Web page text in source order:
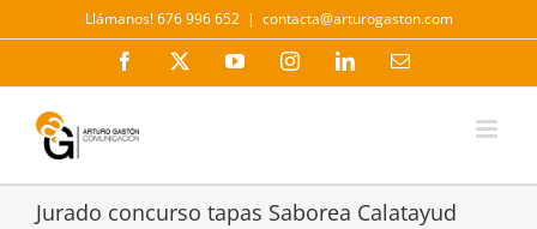
al
Llámanos! 676 996 652 | contacta@arturogaston.com
Facebook YouTubeInstagramLinkedInCorreo
Jurado concurso tapas Saborea Calatayud